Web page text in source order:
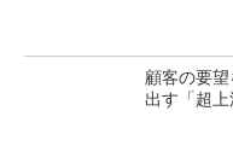
顧客の要
出す「超上